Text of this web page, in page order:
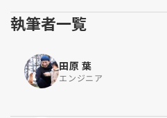
執筆者一覧
田原 葉
エンジニア